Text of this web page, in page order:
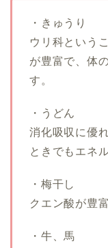
・きゅうり
ウリ科という
が豊富で、体
す。
・うどん
消化吸収に優
ときでもエネ
・梅干し
クエン酸が豊
・牛、馬